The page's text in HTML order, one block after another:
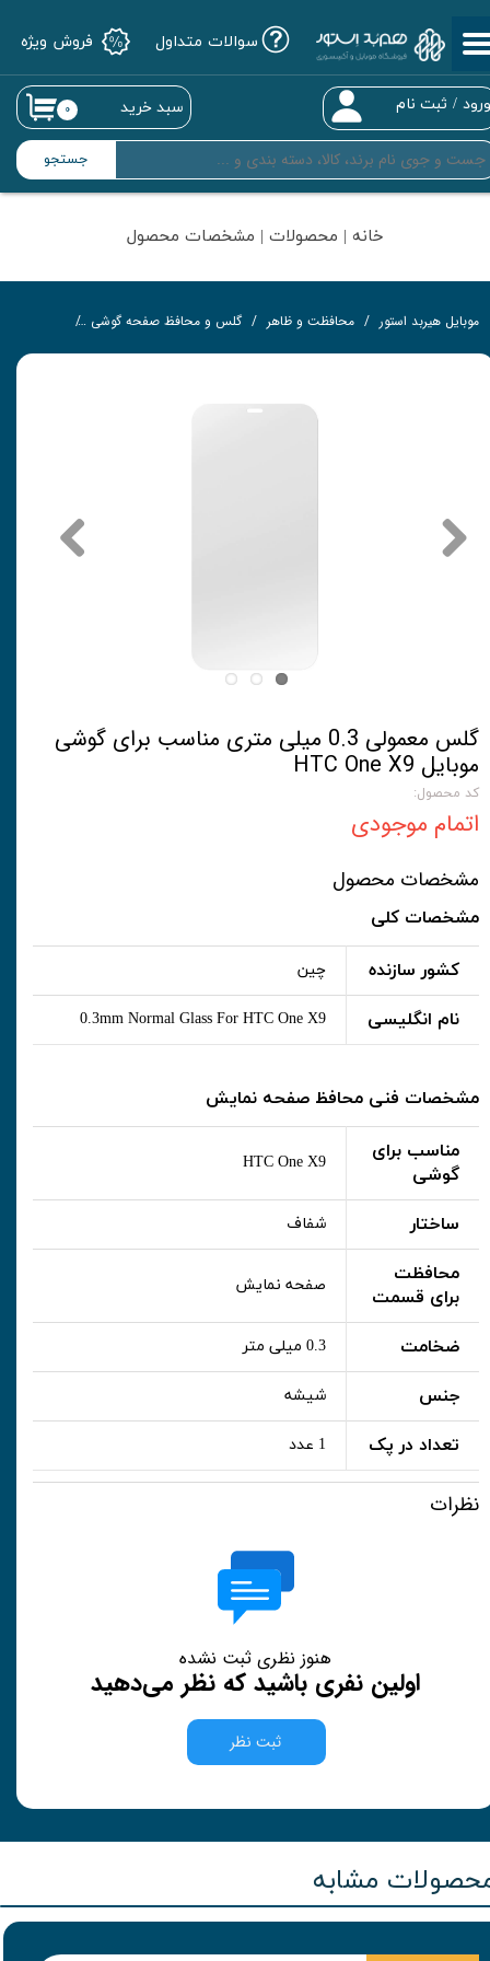
جستجو
/ ثبت نام
حساب کاربری من
تغییر گذر واژه
سفارشات
خروج از حساب کاربری
۰ سبد خرید
سوالات متداول فروش ویژه
خانه | محصولات | مشخصات محصول
موبایل هیربد استور محافظت و ظاهر گلس و محافظ صفحه گوشی
گلس معمولی 0.3 میلی متری مناسب برای گوشی
موبایل HTC One X9
کد محصول:
اتمام موجودی
مشخصات محصول
مشخصات کلی
کشور سازنده چین
نام انگلیسی 0.3mm Normal Glass For HTC One X9
مشخصات فنی محافظ صفحه نمایش
مناسب برای
گوشی
HTC One X9
ساختار شفاف
محافظت
برای قسمت
صفحه نمایش
ضخامت 0.3 میلی متر
جنس شیشه
تعداد در پک 1 عدد
نظرات
هنوز نظری ثبت نشده
اولین نفری باشید که نظر می‌دهید
ثبت نظر
مشابه